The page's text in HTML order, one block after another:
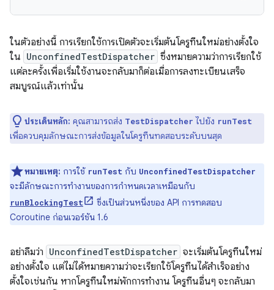
ในตัวอย่างนี้ การเรียกใช้การเปิดตัวจะเริ่มต้นโครูทีนใหม่อย่างตั้งใจ
ใน UnconfinedTestDispatcher ซึ่งหมายความว่าการเรียกใช้
แต่ละครั้งเพื่อเริ่มใช้งานจะกลับมาก็ต่อเมื่อการลงทะเบียนเสร็จ
สมบูรณ์แล้วเท่านั้น
ประเด็นหลัก: คุณสามารถส่ง TestDispatcher ไปยัง runTest
เพื่อควบคุมลักษณะการส่งข้อมูลในโครูทีนทดสอบระดับบนสุด
หมายเหตุ: การใช้ runTest กับ UnconfinedTestDispatcher
จะมีลักษณะการทำงานของการกำหนดเวลาเหมือนกับ
runBlockingTest
ซึ่งเป็นส่วนหนึ่งของ API การทดสอบ
Coroutine ก่อนเวอร์ชัน 1.6
อย่าลืมว่า UnconfinedTestDispatcher จะเริ่มต้นโครูทีนใหม่
อย่างตั้งใจ แต่ไม่ได้หมายความว่าจะเรียกใช้โครูทีนได้สำเร็จอย่าง
ตั้งใจเช่นกัน หากโครูทีนใหม่พักการทำงาน โครูทีนอื่นๆ จะกลับมา